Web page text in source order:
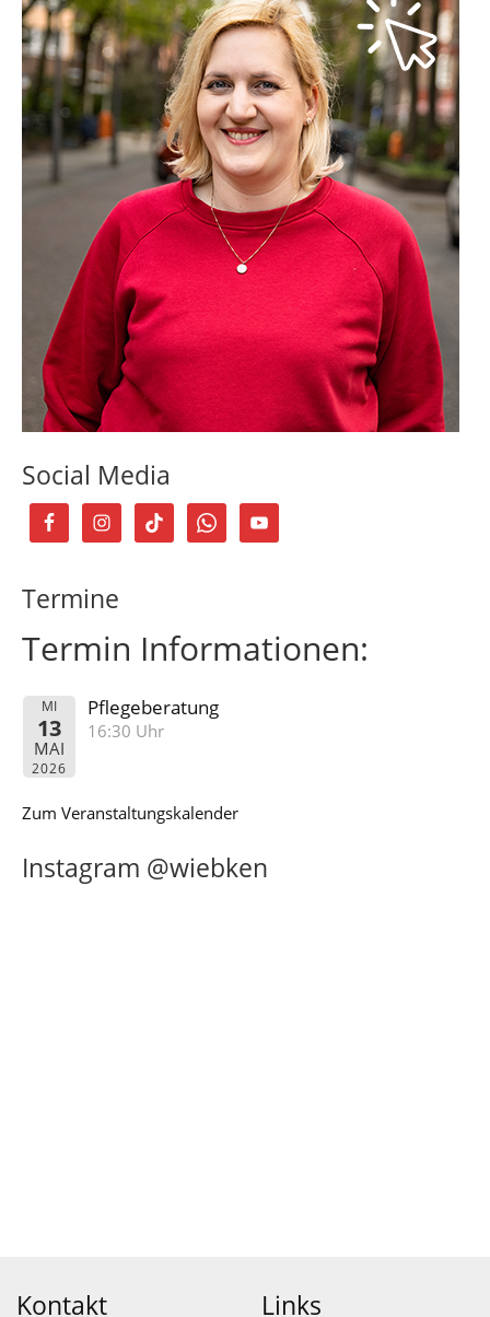
Social Media
Termine
Termin Informationen:
MI
13
MAI
2026
Pflegeberatung
16:30 Uhr
Zum Veranstaltungskalender
Instagram @wiebken
Kontakt Links